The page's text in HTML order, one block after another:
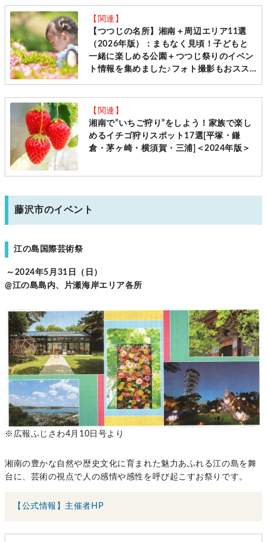
【関連】
【つつじの名所】湘南＋周辺エリア11選
（2026年版）：まもなく見頃！子どもと
一緒に楽しめる公園＋つつじ祭りのイベン
ト情報を集めました♪フォト撮影もおスス
【関連】
湘南で”いちご狩り”をしよう！家族で楽し
めるイチゴ狩りスポット17選[平塚・鎌
倉・茅ヶ崎・横須賀・三浦]＜2024年版＞
藤沢市のイベント
江の島国際芸術祭
～2024年5月31日（日）
@江の島島内、片瀬海岸エリア各所
※広報ふじさわ4月10日号より
湘南の豊かな自然や歴史文化に育まれた魅力あふれる江の島を舞
台に、芸術の視点で人の感情や感性を呼び起こすお祭りです。
【公式情報】主催者HP